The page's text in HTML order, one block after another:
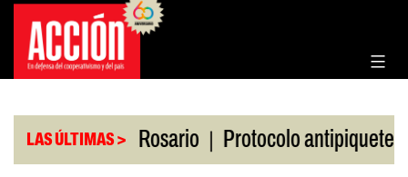
Saltar
contenido
LAS ÚLTIMAS >
la Bolsa de Rosario | Protocolo antipiquetes |